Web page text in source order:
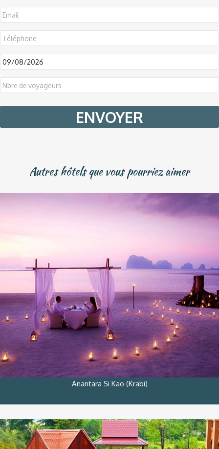
DD
slash
MM
Autres hôtels que vous pourriez aimer
Anantara Si Kao (Krabi)